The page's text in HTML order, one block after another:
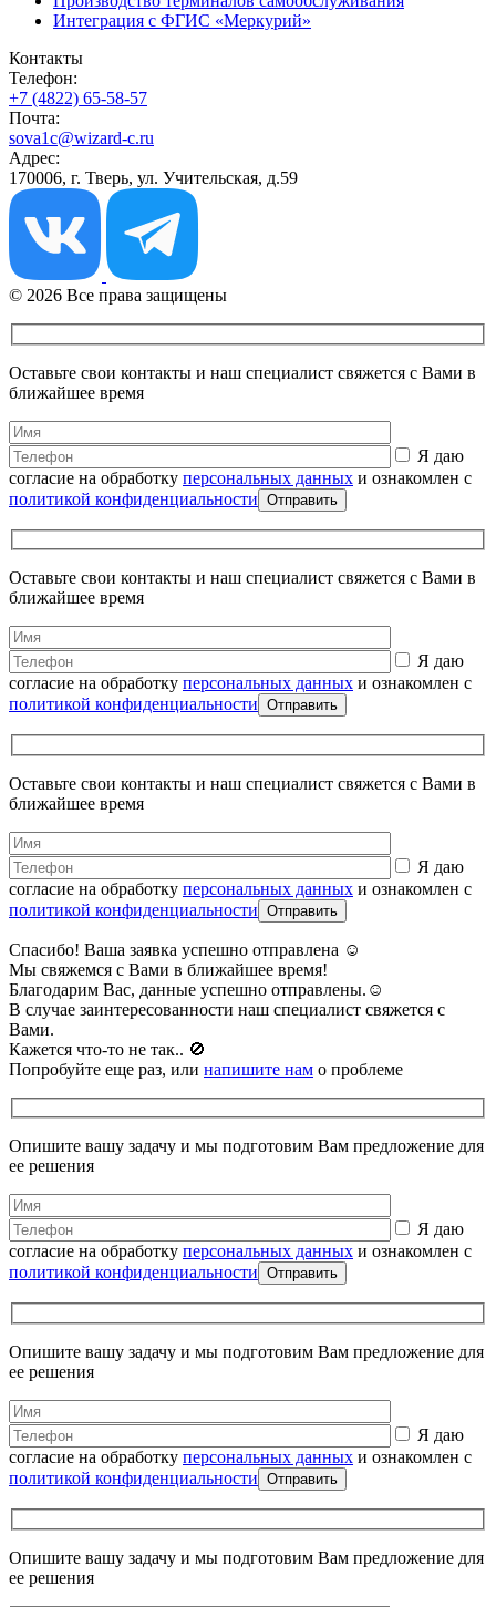
Интеграция с ФГИС «Меркурий»
Контакты
Телефон:
+7 (4822) 65-58-57
Почта:
sova1c@wizard-c.ru
Адрес:
170006, г. Тверь, ул. Учительская, д.59
© 2026 Все права защищены
Оставьте свои контакты и наш специалист свяжется с Вами в
ближайшее время
Я даю
согласие на обработку персональных данных и ознакомлен с
политикой конфиденциальности
Оставьте свои контакты и наш специалист свяжется с Вами в
ближайшее время
Я даю
согласие на обработку персональных данных и ознакомлен с
политикой конфиденциальности
Оставьте свои контакты и наш специалист свяжется с Вами в
ближайшее время
Я даю
согласие на обработку персональных данных и ознакомлен с
политикой конфиденциальности
Спасибо! Ваша заявка успешно отправлена ☺️
Мы свяжемся с Вами в ближайшее время!
Благодарим Вас, данные успешно отправлены.☺️
В случае заинтересованности наш специалист свяжется с
Вами.
Кажется что-то не так.. 🚫️
Попробуйте еще раз, или напишите нам о проблеме
Опишите вашу задачу и мы подготовим Вам предложение для
ее решения
Я даю
согласие на обработку персональных данных и ознакомлен с
политикой конфиденциальности
Опишите вашу задачу и мы подготовим Вам предложение для
ее решения
Я даю
согласие на обработку персональных данных и ознакомлен с
политикой конфиденциальности
Опишите вашу задачу и мы подготовим Вам предложение для
ее решения